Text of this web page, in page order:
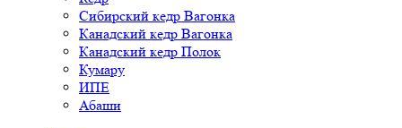
Сибирский кедр Вагонка
Канадский кедр Вагонка
Канадский кедр Полок
Кумару
ИПЕ
Абаши